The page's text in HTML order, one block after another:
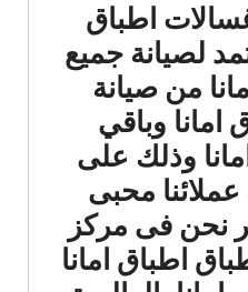
اطباق
لصيانة جميع
من صيانة
وباقي
وذلك على
عملائنا محبى
نحن فى مركز
اطباق امانا